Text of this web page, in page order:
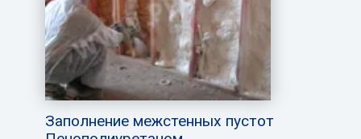
Заполнение межстенных пустот